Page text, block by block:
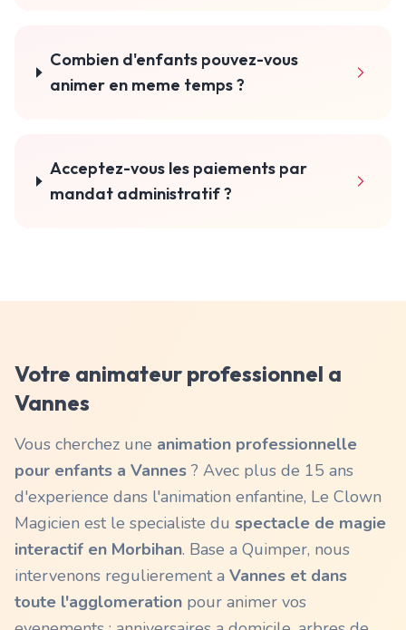
Combien d'enfants pouvez-vous
animer en meme temps ?
Acceptez-vous les paiements par
mandat administratif ?
Votre animateur professionnel a
Vannes
Vous cherchez une animation professionnelle
pour enfants a Vannes? Avec plus de 15 ans
d'experience dans l'animation enfantine, Le Clown
Magicien est le specialiste du spectacle de magie
interactif en Morbihan. Base a Quimper, nous
intervenons regulierement a Vannes et dans
toute l'agglomeration pour animer vos